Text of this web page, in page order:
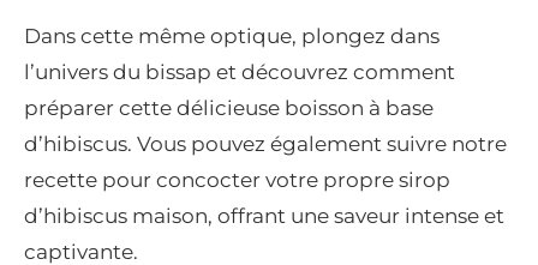
Dans cette même optique, plongez dans
l’univers du bissap et découvrez comment
préparer cette délicieuse boisson à base
d’hibiscus. Vous pouvez également suivre notre
recette pour concocter votre propre sirop
d’hibiscus maison, offrant une saveur intense et
captivante.